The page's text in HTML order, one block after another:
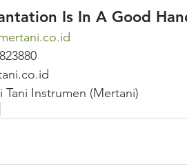
Is In A Good
Tani Instrumen (Mertani)